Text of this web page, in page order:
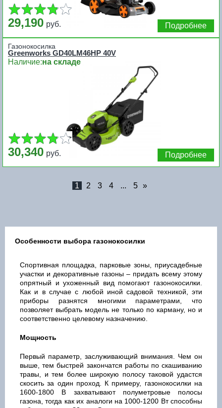
29,190 руб. Подробнее
Газонокосилка
Greenworks GD40LM46HP 40V
Наличие:на складе
30,340 руб. Подробнее
1 2 3 4 ... 5 »
Особенности выбора газонокосилки
Спортивная площадка, парковые зоны, приусадебные
участки и декоративные газоны – придать всему этому
опрятный и ухоженный вид помогают газонокосилки.
Как и в случае с любой иной садовой техникой, эти
приборы разнятся многими параметрами, что
позволяет выбрать модель не только по карману, но и
соответственно целевому назначению.
Мощность
Первый параметр, заслуживающий внимания. Чем он
выше, тем быстрей закончатся работы по скашиванию
травы, и тем более широкую полосу таковой удастся
скосить за один проход. К примеру, газонокосилки на
1600-1800 В захватывают полуметровые полосы
газона, тогда как их аналоги на 1000-1200 Вт способны